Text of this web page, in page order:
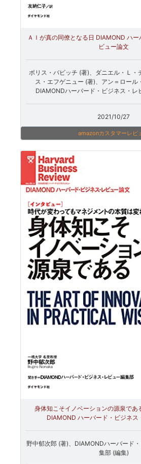
ＡＩが真の同僚となる日 DIAMOND ハ
ビュー論文
ボリス・バビッチ (著)、ダニエル・Ｌ・
ス・エフゲニュー (著)、アン＝ロール
DIAMONDハーバード・ビジネス・レ
2021/10/27
amazonカスタマーレビ
身体知こそイノベーションの源泉であ
DIAMOND ハーバード・ビジネス
野中郁次郎 (著)、DIAMONDハーバード
集部 (編集)